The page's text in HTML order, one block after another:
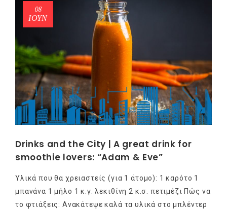
08
ΙΟΎΝ
Drinks and the City | A great drink for
smoothie lovers: “Adam & Eve”
Υλικά που θα χρειαστείς (για 1 άτομο): 1 καρότο 1
μπανάνα 1 μήλο 1 κ.γ. λεκιθίνη 2 κ.σ. πετιμέζι Πώς να
το φτιάξεις: Ανακάτεψε καλά τα υλικά στο μπλέντερ